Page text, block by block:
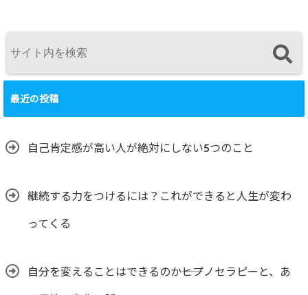
最近の投稿
自己肯定感が高い人が絶対にしない5つのこと
継続する力をつけるには？これができると人生が変わ
ってくる
自分を変えることはできるのか――ヒプノセラピーと、あ